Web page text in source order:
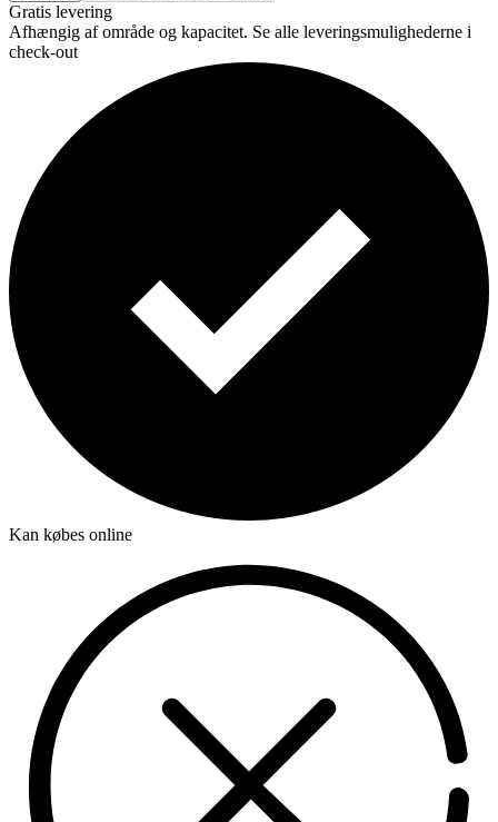
Gratis levering
Afhængig af område og kapacitet. Se alle leveringsmulighederne i
check-out
Kan købes online